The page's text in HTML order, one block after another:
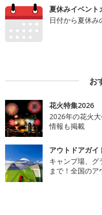
夏休みイベント
日付から夏休み
お
花火特集2026
2026年の花火
情報も掲載
アウトドアガイ
キャンプ場、グ
まで！全国の